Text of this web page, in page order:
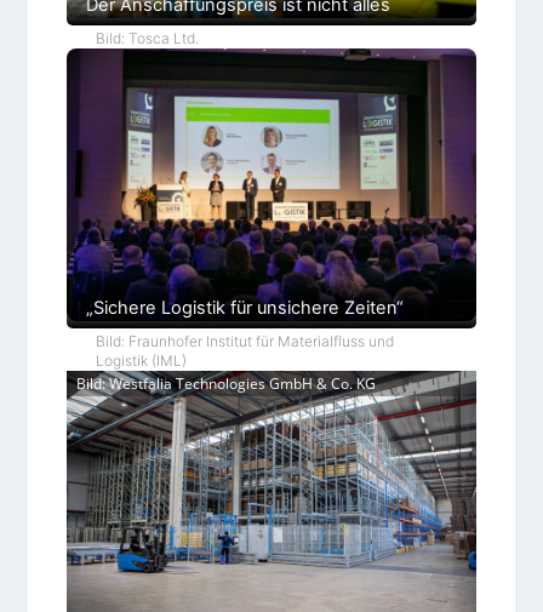
Der Anschaffungspreis ist nicht alles
Bild: Tosca Ltd.
„Sichere Logistik für unsichere Zeiten“
Bild: Fraunhofer Institut für Materialfluss und
Logistik (IML)
Bild: Westfalia Technologies GmbH & Co. KG